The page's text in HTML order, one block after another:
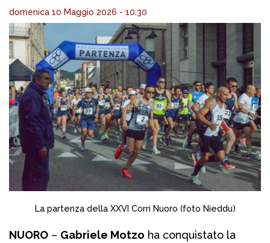
domenica 10 Maggio 2026 - 10:30
La partenza della XXVI Corri Nuoro (foto Nieddu)
NUORO – Gabriele Motzo ha conquistato la